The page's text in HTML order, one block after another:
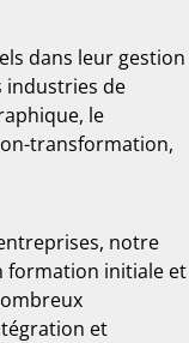
dans leur gestion
industries de
le
transformation,
notre
formation initiale et
et